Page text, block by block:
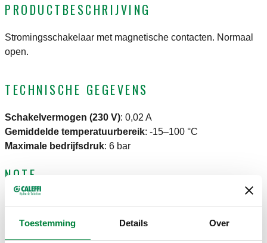
Toestemming Details Over
PRODUCTBESCHRIJVING
Stromingsschakelaar met magnetische contacten. Normaal
open.
TECHNISCHE GEGEVENS
Schakelvermogen (230 V): 0,02 A
Gemiddelde temperatuurbereik: -15–100 °C
Maximale bedrijfsdruk: 6 bar
NOTE